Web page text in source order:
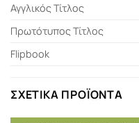
Αγγλικός Τίτλος
Πρωτότυπος Τίτλος
Flipbook
ΣΧΕΤΙΚΆ ΠΡΟΪΌΝΤΑ